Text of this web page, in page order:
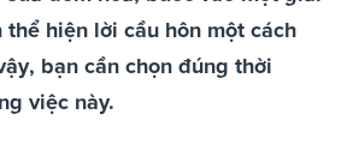
hiện lời cầu hôn một cách
bạn cần chọn đúng thời
việc này.